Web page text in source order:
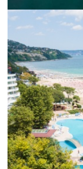
Lifestyle